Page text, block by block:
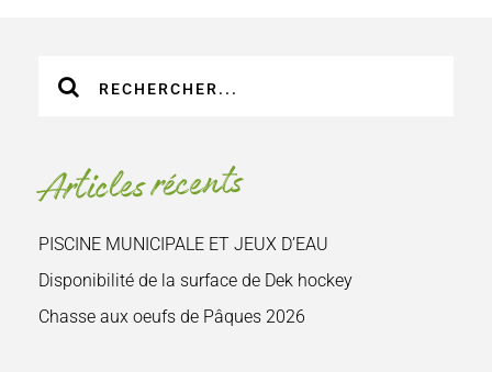
sur
Articles récents
PISCINE MUNICIPALE ET JEUX D’EAU
Disponibilité de la surface de Dek hockey
Chasse aux oeufs de Pâques 2026